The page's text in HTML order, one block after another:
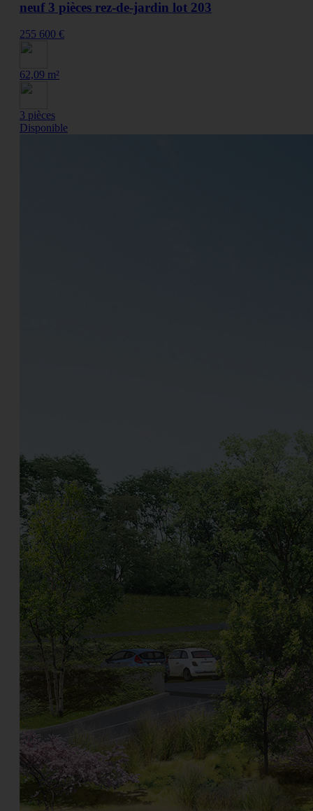
neuf 3 pièces rez-de-jardin lot 203
255 600 €
62,09 m²
3 pièces
Disponible